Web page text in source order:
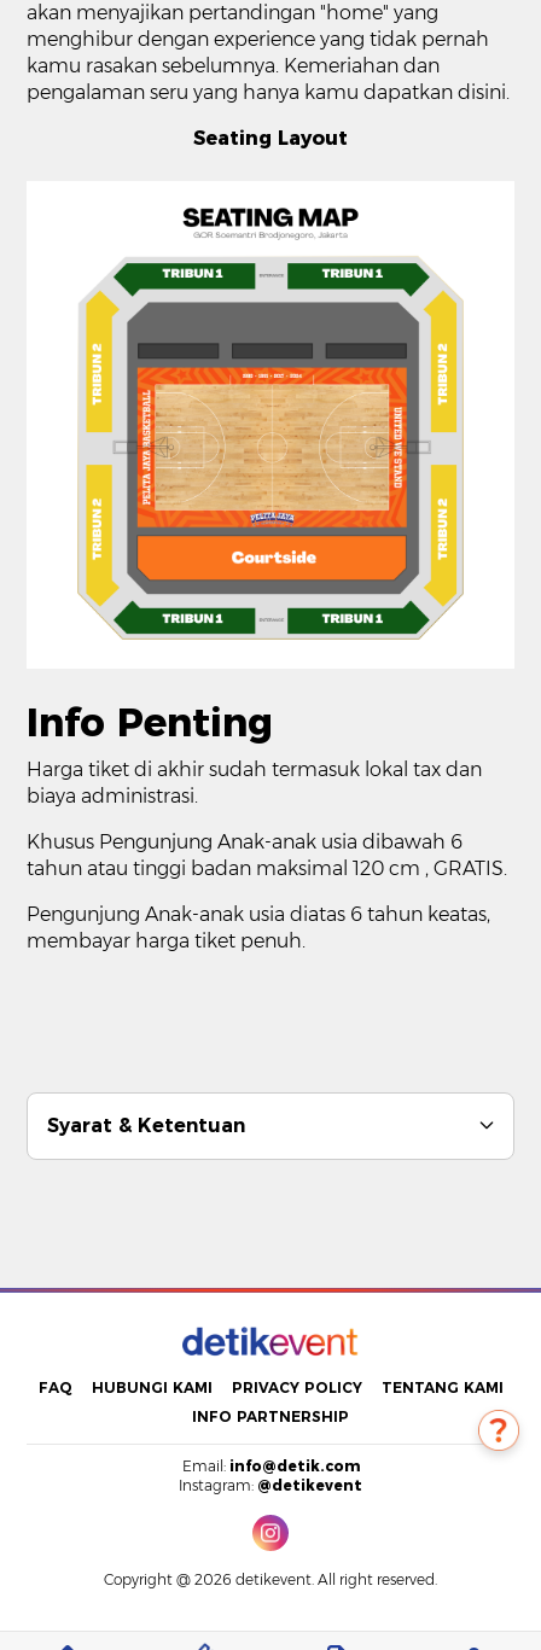
akan menyajikan pertandingan "home" yang
menghibur dengan experience yang tidak pernah
kamu rasakan sebelumnya. Kemeriahan dan
pengalaman seru yang hanya kamu dapatkan disini.
Seating Layout
Info Penting
Harga tiket di akhir sudah termasuk lokal tax dan
biaya administrasi.
Khusus Pengunjung Anak-anak usia dibawah 6
tahun atau tinggi badan maksimal 120 cm , GRATIS.
Pengunjung Anak-anak usia diatas 6 tahun keatas,
membayar harga tiket penuh.
Syarat & Ketentuan
FAQ HUBUNGI KAMI PRIVACY POLICY
TENTANG KAMI
INFO PARTNERSHIP
Email: info@detik.com
Instagram: @detikevent
Copyright @ 2026 detikevent. All right reserved.